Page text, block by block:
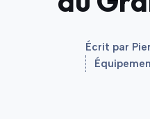
Écrit par